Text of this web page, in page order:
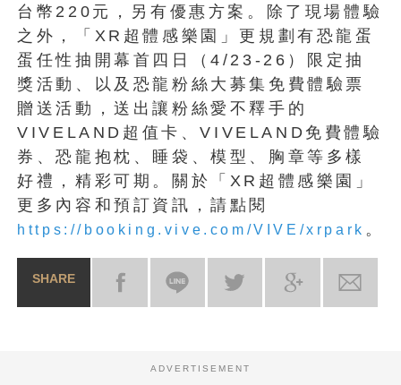
台幣220元，另有優惠方案。除了現場體驗
之外，「XR超體感樂園」更規劃有恐龍蛋
蛋任性抽開幕首四日（4/23-26）限定抽
獎活動、以及恐龍粉絲大募集免費體驗票
贈送活動，送出讓粉絲愛不釋手的
VIVELAND超值卡、VIVELAND免費體驗
券、恐龍抱枕、睡袋、模型、胸章等多樣
好禮，精彩可期。關於「XR超體感樂園」
更多內容和預訂資訊，請點閱
https://booking.vive.com/VIVE/xrpark 。
SHARE
ADVERTISEMENT